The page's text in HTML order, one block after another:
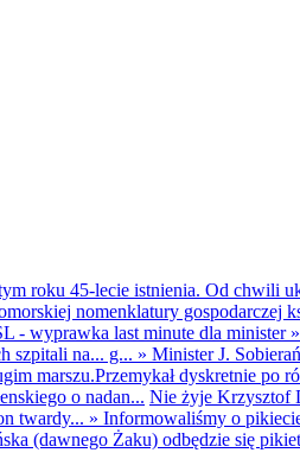
roku 45-lecie istnienia. Od chwili
nomenklatury gospodarczej
- wyprawka last minute dla minister»
szpitali na... g... » Minister J.
marszu.Przemykał dyskretnie po
o nadan... Nie żyje Krzysztof
twardy... » Informowaliśmy o
(dawnego Żaku) odbędzie się